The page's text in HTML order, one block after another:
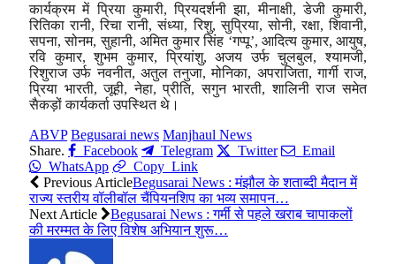
कार्यक्रम में प्रिया कुमारी, प्रियदर्शनी झा, मीनाक्षी, डेजी कुमारी,
रितिका रानी, रिचा रानी, संध्या, रिशु, सुप्रिया, सोनी, रक्षा, शिवानी,
सपना, सोनम, सुहानी, अमित कुमार सिंह ‘गप्पू’, आदित्य कुमार, आयुष,
रवि कुमार, शुभम कुमार, प्रियांशु, अजय उर्फ चुलबुल, श्यामजी,
रिशुराज उर्फ नवनीत, अतुल तनुजा, मोनिका, अपराजिता, गार्गी राज,
प्रिया भारती, जूही, नेहा, प्रीति, सगुन भारती, शालिनी राज समेत
सैकड़ों कार्यकर्ता उपस्थित थे।
ABVP Begusarai news Manjhaul News
Share.
Facebook Telegram Twitter
Email
WhatsApp
Copy Link
Previous ArticleBegusarai News : मंझौल के शताब्दी मैदान में
राज्य स्तरीय वॉलीबॉल चैंपियनशिप का भव्य समापन…
Next Article
Begusarai News : गर्मी से पहले खराब चापाकलों
की मरम्मत के लिए विशेष अभियान शुरू…